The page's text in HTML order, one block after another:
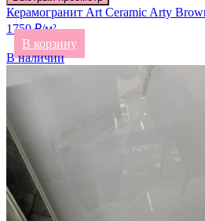
Керамогранит Art Ceramic Arty
1750 ₽/м²
В корзину
В наличии